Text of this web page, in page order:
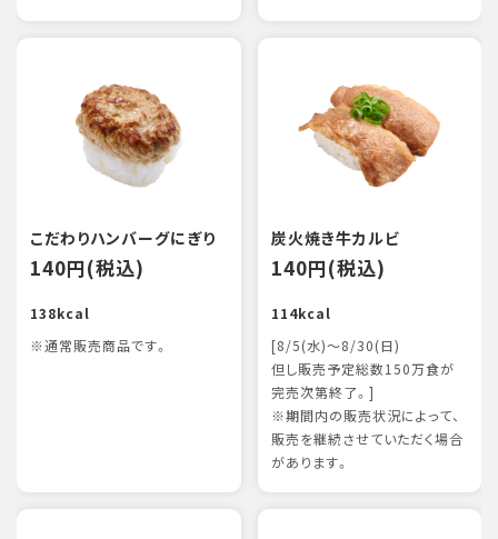
こだわりハンバーグにぎり
140円(税込)
138kcal
※通常販売商品です。
炭火焼き牛カルビ
140円(税込)
114kcal
[8/5(水)～8/30(日)
但し販売予定総数150万食が
完売次第終了。]
※期間内の販売状況によって、
販売を継続させていただく場合
があります。